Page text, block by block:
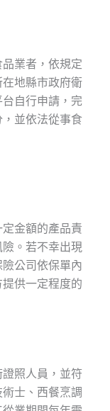
業者，依規定
地縣市政府衛
自行申請，完
並依法從事食
金額的產品責
。若不幸出現
公司依保單內
供一定程度的
照人員，並符
士、西餐烹調